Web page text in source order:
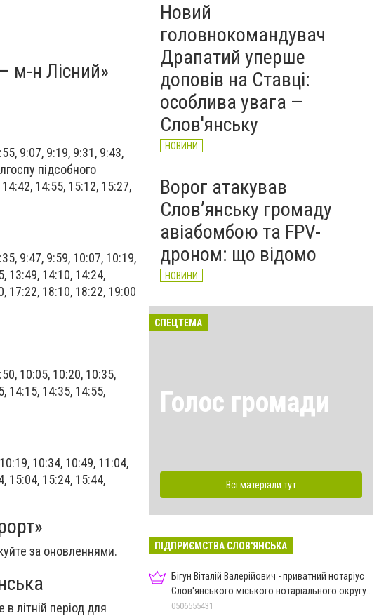
м-н Лісний»
9:07, 9:19, 9:31, 9:43,
підсобного
14:55, 15:12, 15:27,
9:47, 9:59, 10:07, 10:19,
13:49, 14:10, 14:24,
17:22, 18:10, 18:22, 19:00
10:05, 10:20, 10:35,
14:15, 14:35, 14:55,
10:34, 10:49, 11:04,
15:04, 15:24, 15:44,
за оновленнями.
літній період для
Новий
головнокомандувач
Драпатий уперше
доповів на Ставці:
особлива увага —
Слов'янську
НОВИНИ
Ворог атакував
Слов’янську громаду
авіабомбою та FPV-
дроном: що відомо
НОВИНИ
СПЕЦТЕМА
Голос громади
Всі матеріали тут
ПІДПРИЄМСТВА СЛОВ'ЯНСЬКА
Бігун Віталій Валерійович - приватний нотаріус
Слов'янського міського нотаріального округу
Дон.обл.
0506555431